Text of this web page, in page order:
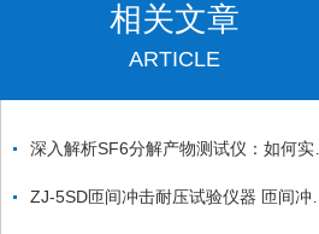
相关文章
ARTICLE